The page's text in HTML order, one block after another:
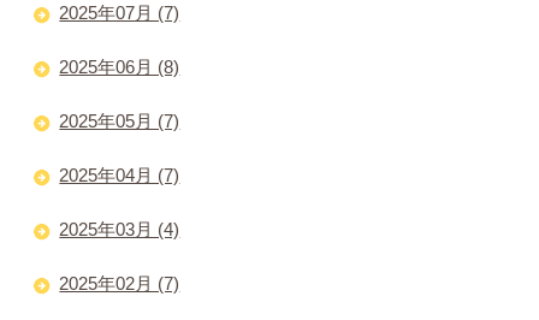
2025年07月 (7)
2025年06月 (8)
2025年05月 (7)
2025年04月 (7)
2025年03月 (4)
2025年02月 (7)